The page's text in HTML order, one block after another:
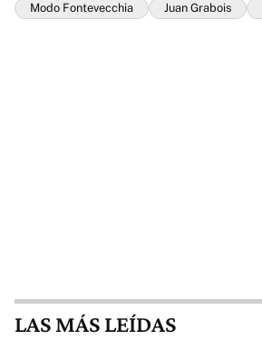
Modo Fontevecchia Juan Grabois
LAS MÁS LEÍDAS